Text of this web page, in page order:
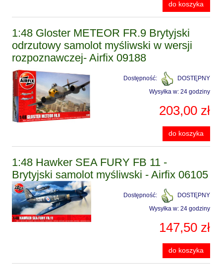
do koszyka
1:48 Gloster METEOR FR.9 Brytyjski
odrzutowy samolot myśliwski w wersji
rozpoznawczej- Airfix 09188
Dostępność:
DOSTĘPNY
Wysyłka w: 24 godziny
203,00 zł
do koszyka
1:48 Hawker SEA FURY FB 11 -
Brytyjski samolot myśliwski - Airfix 06105
Dostępność:
DOSTĘPNY
Wysyłka w: 24 godziny
147,50 zł
do koszyka